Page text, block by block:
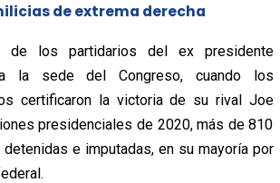
de extrema derecha
de los partidarios del ex presidente
la sede del Congreso, cuando los
certificaron la victoria de su rival Joe
presidenciales de 2020, más de 810
e imputadas, en su mayoría por